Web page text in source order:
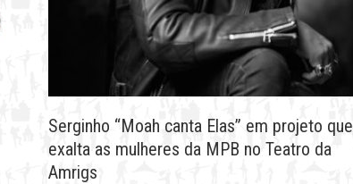
Serginho “Moah canta Elas” em projeto que
exalta as mulheres da MPB no Teatro da
Amrigs